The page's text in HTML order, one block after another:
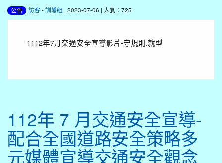
公告 訪客 -訓導組 | 2023-07-06 | 人氣：725
1112年7月交通安全宣導影片-守規則.就型
112年 7 月交通安全宣導-
配合全國道路安全策略多
元媒體宣導交通安全觀念